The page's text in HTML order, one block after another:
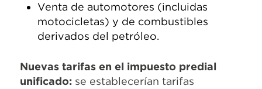
Venta de automotores (incluidas
motocicletas) y de combustibles
derivados del petróleo.
Nuevas tarifas en el impuesto predial
unificado: se establecerían tarifas